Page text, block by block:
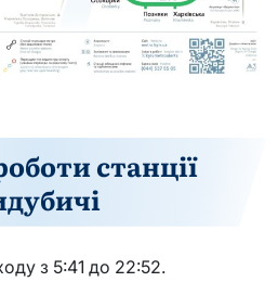
станції
з 5:41 до 22:52.